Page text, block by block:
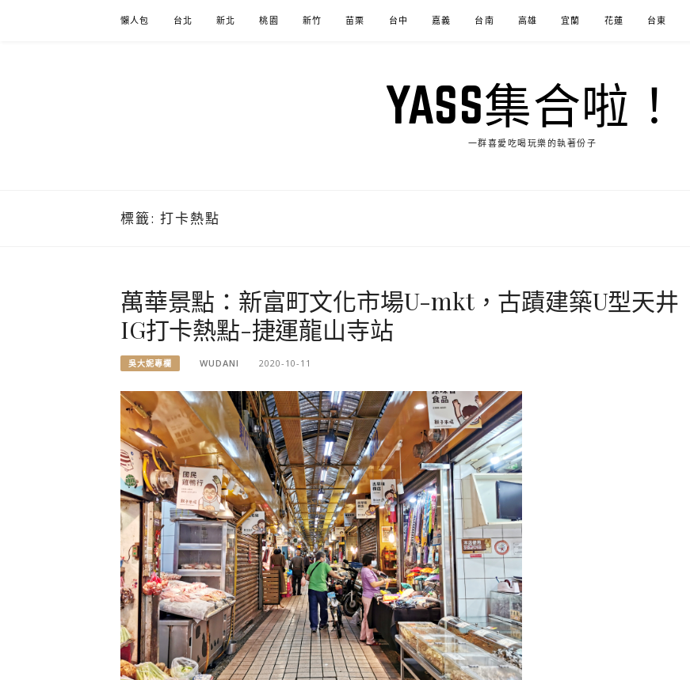
懶人包 台北 新北 桃園 新竹 苗栗 台中 嘉義 台南 高雄 宜蘭 花蓮 台東
YASS集合啦！
一群喜愛吃喝玩樂的執著份子
標籤: 打卡熱點
萬華景點：新富町文化市場U-mkt，古蹟建築U型天井
IG打卡熱點-捷運龍山寺站
吳大妮專欄 WUDANI 2020-10-11